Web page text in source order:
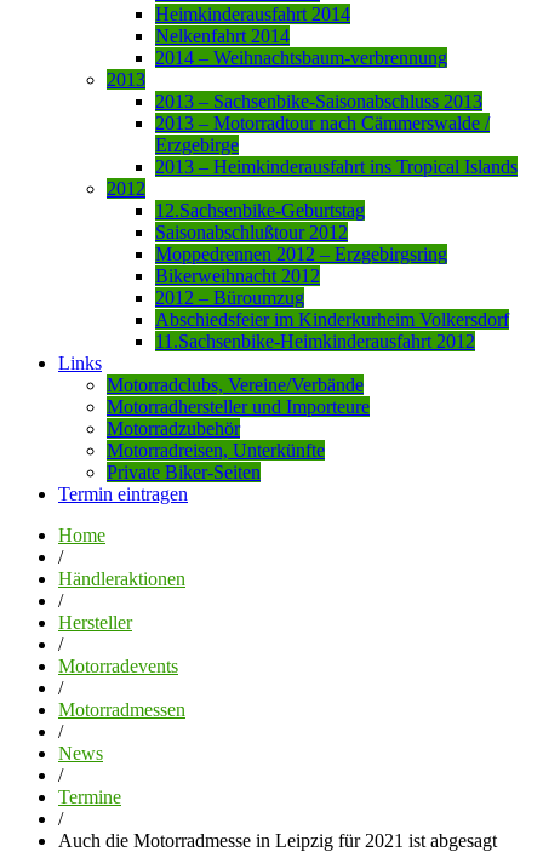
Heimkinderausfahrt 2014
Nelkenfahrt 2014
2014 – Weihnachtsbaum-verbrennung
2013
2013 – Sachsenbike-Saisonabschluss 2013
2013 – Motorradtour nach Cämmerswalde /
Erzgebirge
2013 – Heimkinderausfahrt ins Tropical Islands
2012
12.Sachsenbike-Geburtstag
Saisonabschlußtour 2012
Moppedrennen 2012 – Erzgebirgsring
Bikerweihnacht 2012
2012 – Büroumzug
Abschiedsfeier im Kinderkurheim Volkersdorf
11.Sachsenbike-Heimkinderausfahrt 2012
Links
Motorradclubs, Vereine/Verbände
Motorradhersteller und Importeure
Motorradzubehör
Motorradreisen, Unterkünfte
Private Biker-Seiten
Termin eintragen
Home
/
Händleraktionen
/
Hersteller
/
Motorradevents
/
Motorradmessen
/
News
/
Termine
/
Auch die Motorradmesse in Leipzig für 2021 ist abgesagt